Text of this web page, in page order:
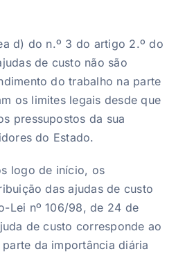
d) do n.º 3 do artigo 2.º do
de custo não são
do trabalho na parte
os limites legais desde que
pressupostos da sua
do Estado.
logo de início, os
das ajudas de custo
Lei nº 106/98, de 24 de
de custo corresponde ao
da importância diária